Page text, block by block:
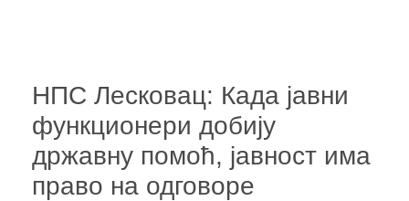
НПС Лесковац: Када јавни
функционери добију
државну помоћ, јавност има
право на одговоре